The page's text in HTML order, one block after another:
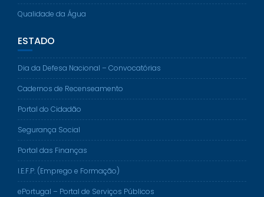
Qualidade da Água
ESTADO
Dia da Defesa Nacional – Convocatórias
Cadernos de Recenseamento
Portal do Cidadão
Segurança Social
Portal das Finanças
I.E.F.P. (Emprego e Formação)
ePortugal – Portal de Serviços Públicos